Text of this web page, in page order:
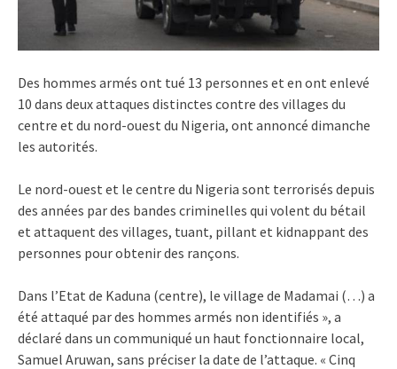
Des hommes armés ont tué 13 personnes et en ont enlevé
10 dans deux attaques distinctes contre des villages du
centre et du nord-ouest du Nigeria, ont annoncé dimanche
les autorités.
Le nord-ouest et le centre du Nigeria sont terrorisés depuis
des années par des bandes criminelles qui volent du bétail
et attaquent des villages, tuant, pillant et kidnappant des
personnes pour obtenir des rançons.
Dans l’Etat de Kaduna (centre), le village de Madamai (…) a
été attaqué par des hommes armés non identifiés », a
déclaré dans un communiqué un haut fonctionnaire local,
Samuel Aruwan, sans préciser la date de l’attaque. « Cinq